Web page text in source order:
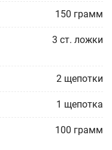
150 грамм
3 ст. ложки
2 щепотки
1 щепотка
100 грамм